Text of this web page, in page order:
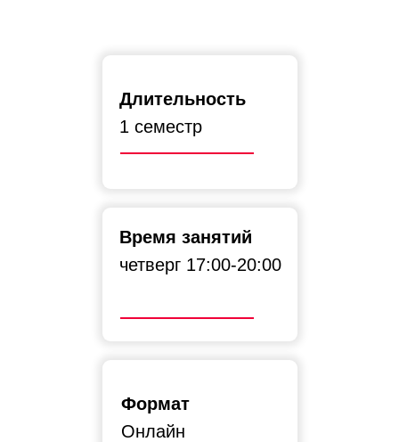
Длительность
1 семестр
Формат
Онлайн
Время занятий
четверг 17:00-20:00